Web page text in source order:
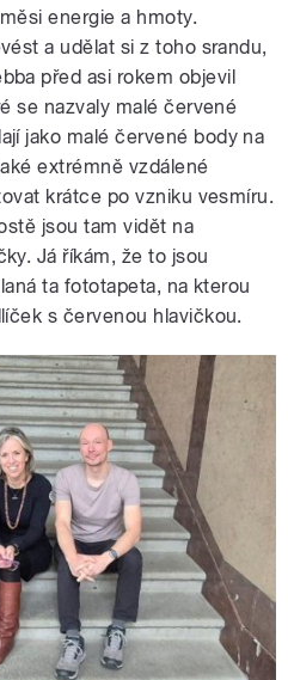
energie a hmoty.
a udělat si z toho srandu,
před asi rokem objevil
se nazvaly malé červené
jako malé červené body na
extrémně vzdálené
krátce po vzniku vesmíru.
jsou tam vidět na
Já říkám, že to jsou
ta fototapeta, na kterou
s červenou hlavičkou.